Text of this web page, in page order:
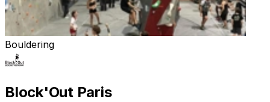
Bouldering
Block'Out Paris